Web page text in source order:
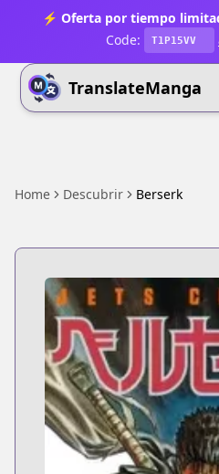
⚡ Oferta por tiempo
Code:
T1P15VV
TranslateManga
Home Descubrir Berserk